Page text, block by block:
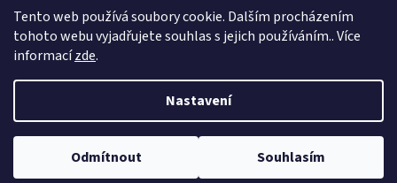
Tento web používá soubory cookie. Dalším procházením
tohoto webu vyjadřujete souhlas s jejich používáním.. Více
informacízde.
Nastavení
Odmítnout Souhlasím
PŘIHLÁSIT SE
Copyright 2026dobralahev.cz. Všechna práva vyhrazena.Upravit